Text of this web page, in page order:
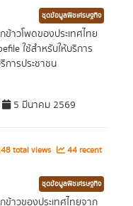
ชุดข้อมูลพืชเศรษฐกิจ
าวโพดของประเทศไทย
ใช้สำหรับให้บริการ
การประชาชน
5 มีนาคม 2569
total views
44 recent
ชุดข้อมูลพืชเศรษฐกิจ
าวของประเทศไทยจาก